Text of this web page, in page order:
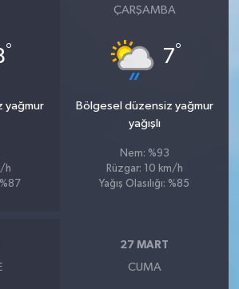
°
yağmur
h
%87
ÇARŞAMBA
7°
Bölgesel düzensiz yağmur
yağışlı
Nem: %93
Rüzgar: 10 km/h
Yağış Olasılığı: %85
27 MART
CUMA